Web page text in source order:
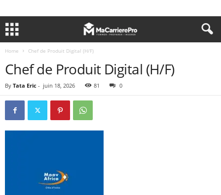
Home Chef de Produit Digital (H/F)
Chef de Produit Digital (H/F)
By Tata Eric - juin 18, 2026 81 0